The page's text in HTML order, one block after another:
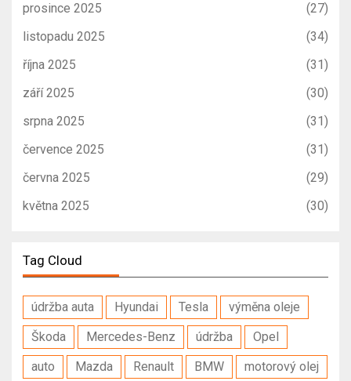
prosince 2025
(27)
listopadu 2025
(34)
října 2025
(31)
září 2025
(30)
srpna 2025
(31)
července 2025
(31)
června 2025
(29)
května 2025
(30)
Tag Cloud
údržba auta Hyundai Tesla
výměna oleje
Škoda
Mercedes-Benz údržba
Opel
auto
Mazda Renault BMW motorový olej